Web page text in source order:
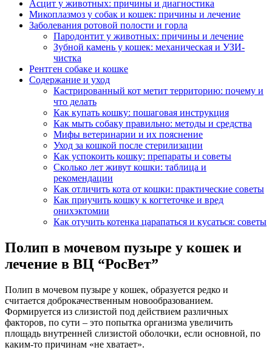
Асцит у животных: причины и диагностика
Микоплазмоз у собак и кошек: причины и лечение
Заболевания ротовой полости и горла
Пародонтит у животных: причины и лечение
Зубной камень у кошек: механическая и УЗИ-
чистка
Рентген собаке и кошке
Содержание и уход
Кастрированный кот метит территорию: почему и
что делать
Как купать кошку: пошаговая инструкция
Как мыть собаку правильно: методы и средства
Мифы ветеринарии и их пояснение
Уход за кошкой после стерилизации
Как успокоить кошку: препараты и советы
Сколько лет живут кошки: таблица и
рекомендации
Как отличить кота от кошки: практические советы
Как приучить кошку к когтеточке и вред
онихэктомии
Как отучить котенка царапаться и кусаться: советы
Полип в мочевом пузыре у кошек и
лечение в ВЦ “РосВет”
Полип в мочевом пузыре у кошек, образуется редко и
считается доброкачественным новообразованием.
Формируется из слизистой под действием различных
факторов, по сути – это попытка организма увеличить
площадь внутренней слизистой оболочки, если основной, по
каким-то причинам «не хватает».